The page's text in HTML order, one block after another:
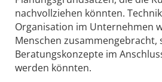
nachvollziehen könnten.
Organisation im Unternehmen
Menschen zusammengebracht,
Beratungskonzepte im
werden könnten.